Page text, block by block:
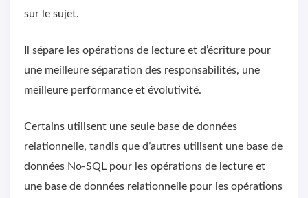
sur le sujet.
Il sépare les opérations de lecture et d’écriture pour
une meilleure séparation des responsabilités, une
meilleure performance et évolutivité.
Certains utilisent une seule base de données
relationnelle, tandis que d’autres utilisent une base de
données No-SQL pour les opérations de lecture et
une base de données relationnelle pour les opérations